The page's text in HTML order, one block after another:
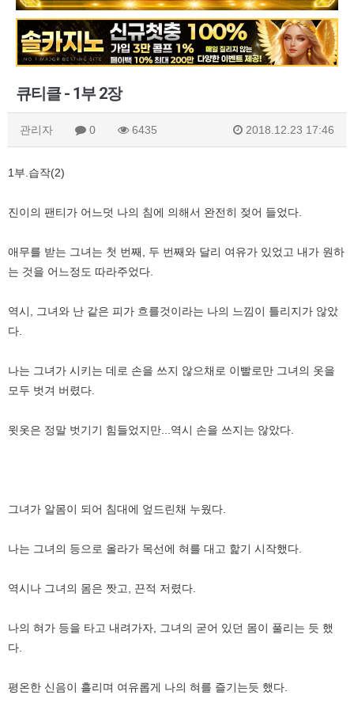
큐티클 - 1부 2장
관리자 0 6435 2018.12.23 17:46
1부.습작(2)
진이의 팬티가 어느덧 나의 침에 의해서 완전히 젖어 들었다.
애무를 받는 그녀는 첫 번째, 두 번째와 달리 여유가 있었고 내가 원하
는 것을 어느정도 따라주었다.
역시, 그녀와 난 같은 피가 흐를것이라는 나의 느낌이 틀리지가 않았
다.
나는 그녀가 시키는 데로 손을 쓰지 않으채로 이빨로만 그녀의 옷을
모두 벗겨 버렸다.
윗옷은 정말 벗기기 힘들었지만...역시 손을 쓰지는 않았다.
그녀가 알몸이 되어 침대에 엎드린채 누웠다.
나는 그녀의 등으로 올라가 목선에 혀를 대고 핥기 시작했다.
역시나 그녀의 몸은 짯고, 끈적 저렸다.
나의 혀가 등을 타고 내려가자, 그녀의 굳어 있던 몸이 풀리는 듯 했
다.
평온한 신음이 흘리며 여유롭게 나의 혀를 즐기는듯 했다.